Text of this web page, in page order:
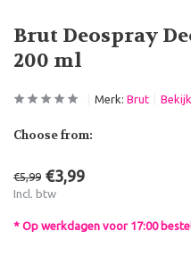
Brut Deospray
200 ml
Merk: Brut
Choose from:
€5,99 €3,99
Incl. btw
* Op werkdagen voor 17:00